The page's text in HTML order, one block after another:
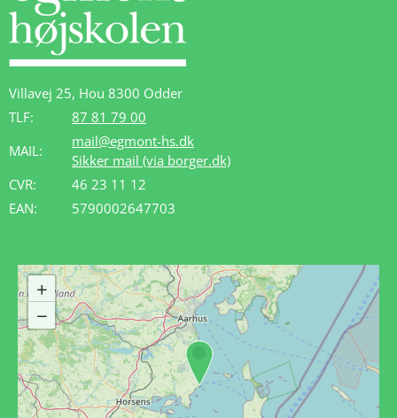
Villavej 25, Hou 8300 Odder
TLF:
87 81 79 00
MAIL:
mail@egmont-hs.dk
Sikker mail (via borger.dk)
CVR:
46 23 11 12
EAN:
5790002647703
+
−